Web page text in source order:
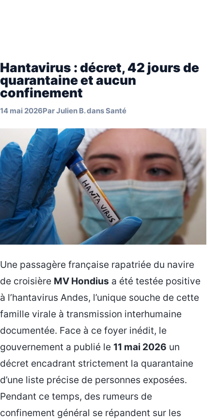
Hantavirus : décret, 42 jours de
quarantaine et aucun
confinement
14 mai 2026ParJulien B.dansSanté
Une passagère française rapatriée du navire
de croisière MV Hondius a été testée positive
à l’hantavirus Andes, l’unique souche de cette
famille virale à transmission interhumaine
documentée. Face à ce foyer inédit, le
gouvernement a publié le 11 mai 2026 un
décret encadrant strictement la quarantaine
d’une liste précise de personnes exposées.
Pendant ce temps, des rumeurs de
confinement général se répandent sur les